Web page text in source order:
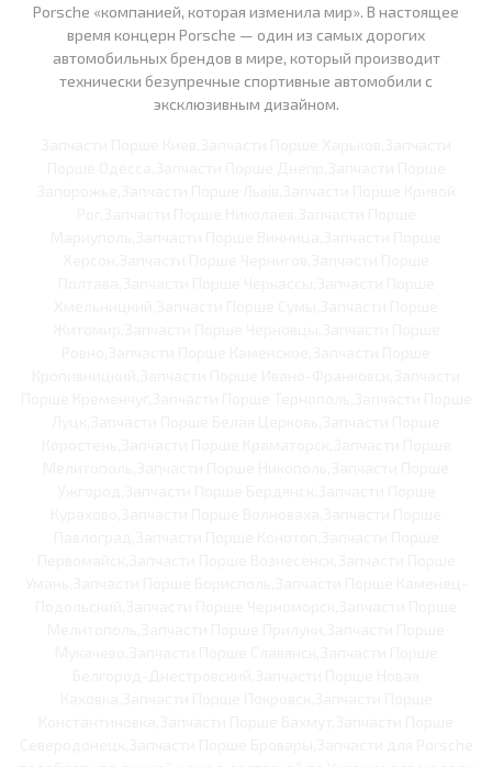
Porsche «компанией, которая изменила мир». В настоящее
время концерн Porsche — один из самых дорогих
автомобильных брендов в мире, который производит
технически безупречные спортивные автомобили с
эксклюзивным дизайном.